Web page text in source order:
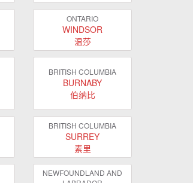
ONTARIO
WINDSOR
温莎
BRITISH COLUMBIA
BURNABY
伯纳比
BRITISH COLUMBIA
SURREY
素里
NEWFOUNDLAND AND